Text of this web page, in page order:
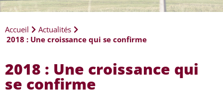
Accueil
Actualités
2018 : Une croissance qui se confirme
2018 : Une croissance qui
se confirme